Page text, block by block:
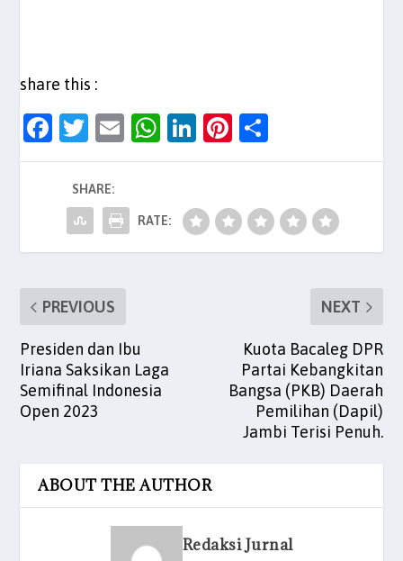
share this :
F
a
e
b
o
k
T
w
itt
er
E
m
l
W
h
s
Li
n
e
dI
Pi
nt
es
t
h
e
SHARE:
RATE:
PREVIOUS
Presiden dan Ibu
Iriana Saksikan Laga
Semifinal Indonesia
Open 2023
NEXT
Kuota Bacaleg DPR
Partai Kebangkitan
Bangsa (PKB) Daerah
Pemilihan (Dapil)
Jambi Terisi Penuh.
ABOUT THE AUTHOR
Redaksi Jurnal